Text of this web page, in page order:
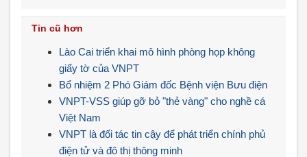
Tin cũ hơn
Lào Cai triển khai mô hình phòng họp không
giấy tờ của VNPT
Bổ nhiệm 2 Phó Giám đốc Bệnh viện Bưu điện
VNPT-VSS giúp gỡ bỏ "thẻ vàng" cho nghề cá
Việt Nam
VNPT là đối tác tin cậy để phát triển chính phủ
điện tử và đô thị thông minh